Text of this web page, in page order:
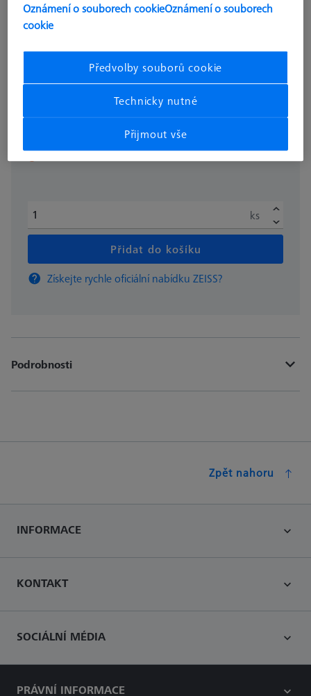
SOFTWARE PRO KALIBRAČNÍ TĚLESA
CALYPSO Multi-Feature-Check mini,
základní licence
626001-0730-030
1.175,00 € bez DPH
ks
Přidat do košíku
Získejte rychle oficiální nabídku ZEISS?
Podrobnosti
Zpět nahoru
INFORMACE
KONTAKT
SOCIÁLNÍ MÉDIA
PRÁVNÍ INFORMACE
Oznámení o souborech cookieOznámení o souborech
cookie
Předvolby souborů cookie
Technicky nutné
Přijmout vše